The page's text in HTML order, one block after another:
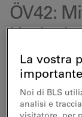
ÖV42:
Gemeinsam
La vostra
importante
Noi di BLS
analisi e